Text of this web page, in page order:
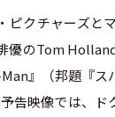
ピクチャーズと
優のTom
』（邦題『ス
告映像では、ド